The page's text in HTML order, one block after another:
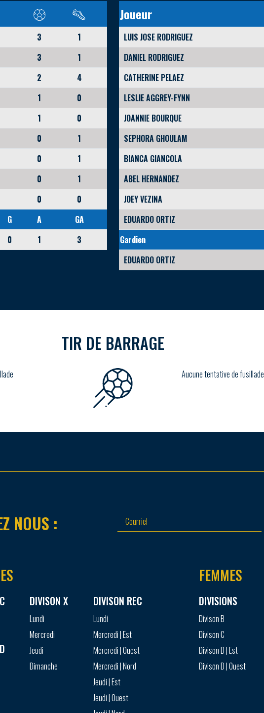
3
1
3
1
2
4
1
0
1
0
0
1
0
1
0
1
0
0
G A
GA
0 1 3
Joueur
LUIS JOSE RODRIGUEZ
DANIEL RODRIGUEZ
CATHERINE PELAEZ
LESLIE AGGREY-FYNN
JOANNIE BOURQUE
SEPHORA GHOULAM
BIANCA GIANCOLA
ABEL HERNANDEZ
JOEY VEZINA
EDUARDO ORTIZ
Gardien
EDUARDO ORTIZ
TIR DE BARRAGE
Aucune tentative de fusillade
NOUS :
DIVISON X
Lundi
Mercredi
Jeudi
Dimanche
DIVISON REC
Lundi
Mercredi | Est
Mercredi | Ouest
Mercredi | Nord
Jeudi | Est
Jeudi | Ouest
FEMMES
DIVISIONS
Divison B
Divison C
Divison D | Est
Divison D | Ouest